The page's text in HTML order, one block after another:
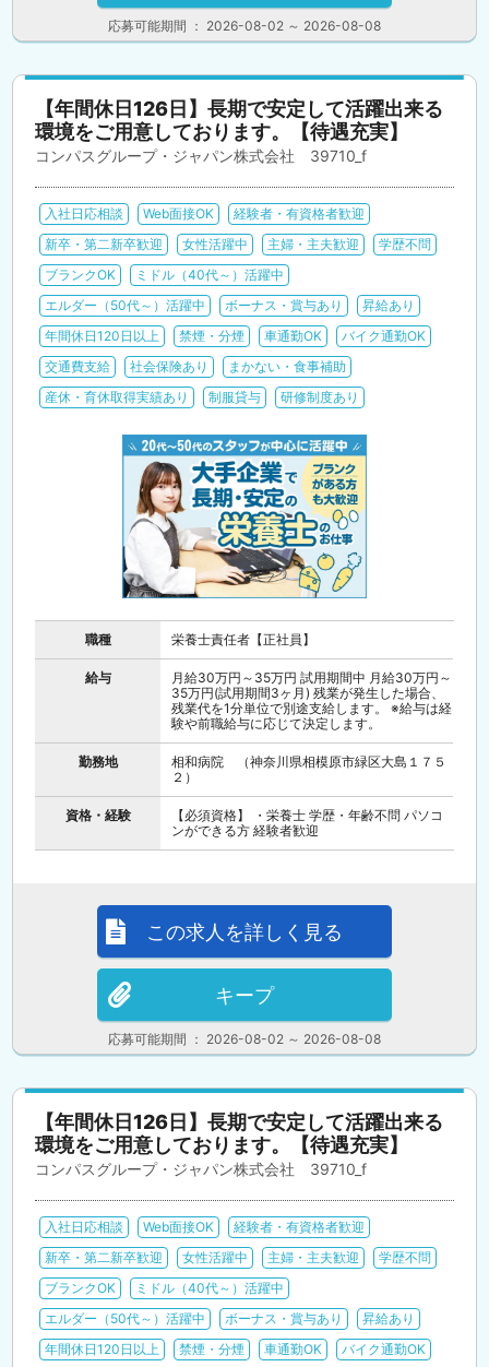
応募可能期間 ： 2026-08-02 ～ 2026-08-08
【年間休日126日】長期で安定して活躍出来る
環境をご用意しております。【待遇充実】
コンパスグループ・ジャパン株式会社 39710_f
入社日応相談 Web面接OK
経験者・有資格者歓迎
新卒・第二新卒歓迎
女性活躍中 主婦・主夫歓迎
学歴不問
ブランクOK
ミドル（40代～）活躍中
エルダー（50代～）活躍中
ボーナス・賞与あり
昇給あり
年間休日120日以上
禁煙・分煙 車通勤OK
バイク通勤OK
交通費支給
社会保険あり
まかない・食事補助
産休・育休取得実績あり
制服貸与 研修制度あり
職種 栄養士責任者【正社員】
給与
月給30万円～35万円 試用期間中 月給30万円～
35万円(試用期間3ヶ月) 残業が発生した場合、
残業代を1分単位で別途支給します。 ※給与は経
験や前職給与に応じて決定します。
勤務地
相和病院 （神奈川県相模原市緑区大島１７５
２）
資格・経験
【必須資格】 ・栄養士 学歴・年齢不問 パソコ
ンができる方 経験者歓迎
応募可能期間 ： 2026-08-02 ～ 2026-08-08
この求人を詳しく見る
キープ
【年間休日126日】長期で安定して活躍出来る
環境をご用意しております。【待遇充実】
コンパスグループ・ジャパン株式会社 39710_f
入社日応相談 Web面接OK
経験者・有資格者歓迎
新卒・第二新卒歓迎
女性活躍中 主婦・主夫歓迎
学歴不問
ブランクOK
ミドル（40代～）活躍中
エルダー（50代～）活躍中
ボーナス・賞与あり
昇給あり
年間休日120日以上
禁煙・分煙 車通勤OK バイク通勤OK